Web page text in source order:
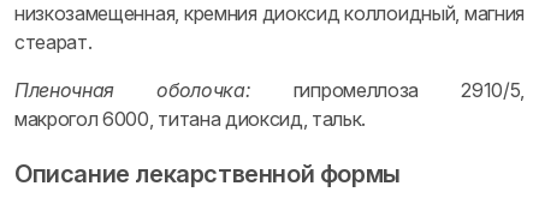
низкозамещенная, кремния диоксид коллоидный, магния
стеарат.
Пленочная оболочка: гипромеллоза 2910/5,
макрогол 6000, титана диоксид, тальк.
Описание лекарственной формы